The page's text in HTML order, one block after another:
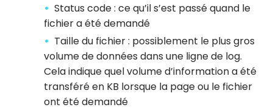
Status code : ce qu’il s’est passé quand le
fichier a été demandé
Taille du fichier : possiblement le plus gros
volume de données dans une ligne de log.
Cela indique quel volume d’information a été
transféré en KB lorsque la page ou le fichier
ont été demandé